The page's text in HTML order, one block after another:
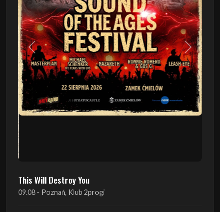
Poprzedni Następny
This Will Destroy You
09.08 - Poznań, Klub 2progi
Sound Of The Ages Festival
22.08 - Ćmielów, Zamek Ćmielów